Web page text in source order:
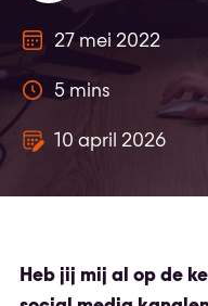
27 mei 2022
5 mins
10 april 2026
Heb jij mij al op de